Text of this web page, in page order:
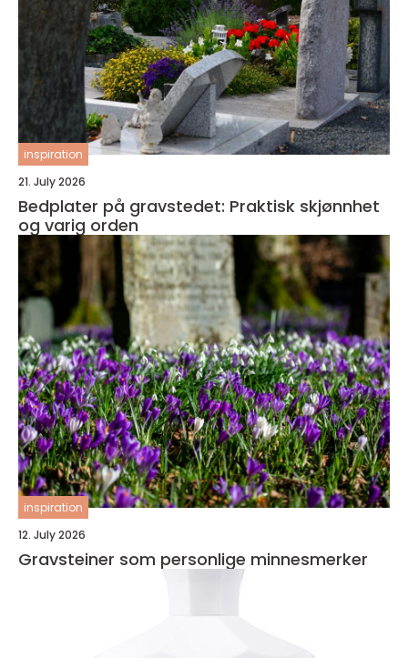
inspiration
21. July 2026
Bedplater på gravstedet: Praktisk skjønnhet
og varig orden
inspiration
12. July 2026
Gravsteiner som personlige minnesmerker